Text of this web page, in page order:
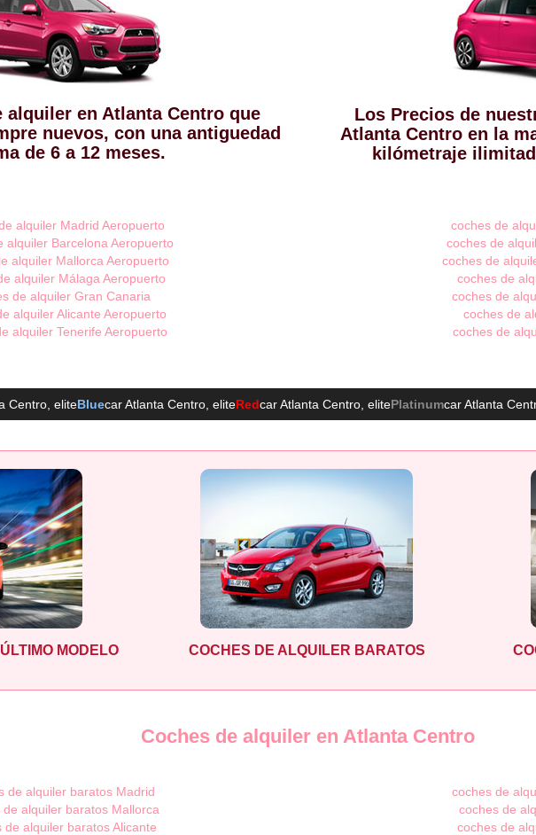
alquiler en Atlanta Centro que
nuevos, con una antiguedad
de 6 a 12 meses.
Los Precios de
Atlanta Centro en la
kilómetraje
alquiler Madrid Aeropuerto
alquiler Barcelona Aeropuerto
alquiler Mallorca Aeropuerto
alquiler Málaga Aeropuerto
de alquiler Gran Canaria
alquiler Alicante Aeropuerto
alquiler Tenerife Aeropuerto
coches de
coches de
coches de
coches de
coches de
coches de
coches de
Centro, eliteBluecar Atlanta Centro, eliteRedcar Atlanta Centro, elitePlatinumcar Atlanta
MODELO COCHES DE ALQUILER BARATOS
Coches de alquiler en Atlanta Centro
de alquiler baratos Madrid
coches de
de alquiler baratos Mallorca
coches de
de alquiler baratos Alicante
coches de